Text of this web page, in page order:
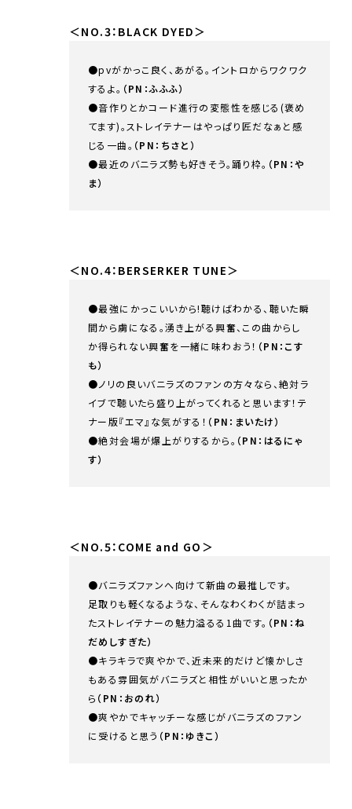
＜NO.3：BLACK DYED＞
●pvがかっこ良く、あがる。イントロからワクワク
するよ。 （PN：ふふふ）
●音作りとかコード進行の変態性を感じる(褒め
てます)。ストレイテナーはやっぱり匠だなぁと感
じる一曲。 （PN：ちさと）
●最近のバニラズ勢も好きそう。踊り枠。 （PN：や
ま）
＜NO.4：BERSERKER TUNE＞
●最強にかっこいいから!聴けばわかる、聴いた瞬
間から虜になる。湧き上がる興奮、この曲からし
か得られない興奮を一緒に味わおう！ （PN：こす
も）
●ノリの良いバニラズのファンの方々なら、絶対ラ
イブで聴いたら盛り上がってくれると思います！テ
ナー版『エマ』な気がする！ （PN：まいたけ）
●絶対会場が爆上がりするから。 （PN：はるにゃ
す）
＜NO.5：COME and GO＞
●バニラズファンへ向けて新曲の最推しです。
足取りも軽くなるような、そんなわくわくが詰まっ
たストレイテナーの魅力溢るる1曲です。 （PN：ね
だめしすぎた）
●キラキラで爽やかで、近未来的だけど懐かしさ
もある雰囲気がバニラズと相性がいいと思ったか
ら （PN：おのれ）
●爽やかでキャッチーな感じがバニラズのファン
に受けると思う （PN：ゆきこ）